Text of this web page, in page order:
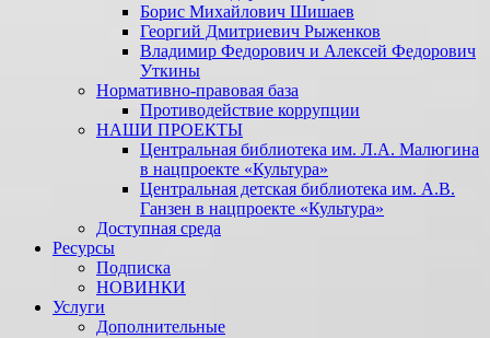
Борис Михайлович Шишаев
Георгий Дмитриевич Рыженков
Владимир Федорович и Алексей Федорович
Уткины
Нормативно-правовая база
Противодействие коррупции
НАШИ ПРОЕКТЫ
Центральная библиотека им. Л.А. Малюгина
в нацпроекте «Культура»
Центральная детская библиотека им. А.В.
Ганзен в нацпроекте «Культура»
Доступная среда
Ресурсы
Подписка
НОВИНКИ
Услуги
Дополнительные